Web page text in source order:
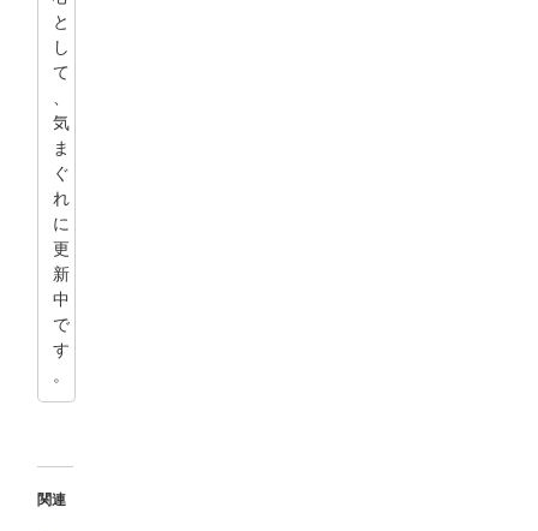
と
し
て
、
気
ま
ぐ
れ
に
更
新
中
で
す
。
関連